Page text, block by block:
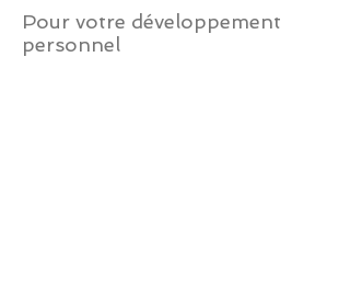
Pour votre développement
personnel